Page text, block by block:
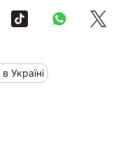
в Україні